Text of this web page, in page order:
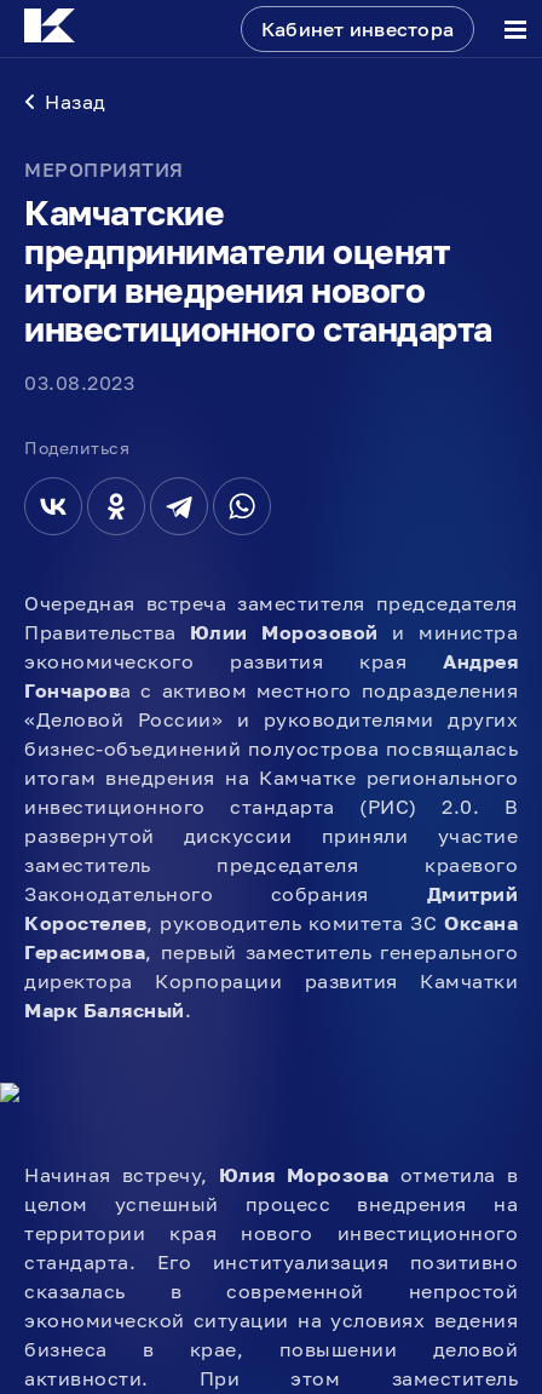
Кабинет инвестора
Назад
МЕРОПРИЯТИЯ
Камчатские
предприниматели оценят
итоги внедрения нового
инвестиционного стандарта
03.08.2023
Поделиться
Очередная встреча заместителя председателя
Правительства Юлии Морозовой и министра
экономического развития края Андрея
Гончарова с активом местного подразделения
«Деловой России» и руководителями других
бизнес-объединений полуострова посвящалась
итогам внедрения на Камчатке регионального
инвестиционного стандарта (РИС) 2.0. В
развернутой дискуссии приняли участие
заместитель председателя краевого
Законодательного собрания Дмитрий
Коростелев, руководитель комитета ЗС Оксана
Герасимова, первый заместитель генерального
директора Корпорации развития Камчатки
Марк Балясный.
Начиная встречу, Юлия Морозова отметила в
целом успешный процесс внедрения на
территории края нового инвестиционного
стандарта. Его институализация позитивно
сказалась в современной непростой
экономической ситуации на условиях ведения
бизнеса в крае, повышении деловой
активности. При этом заместитель